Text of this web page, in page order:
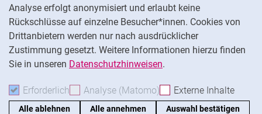
Analyse erfolgt anonymisiert und erlaubt keine
Rückschlüsse auf einzelne Besucher*innen. Cookies von
Drittanbietern werden nur nach ausdrücklicher
Zustimmung gesetzt. Weitere Informationen hierzu finden
Sie in unseren Datenschutzhinweisen.
Erforderlich Erforderliche Cookies akzeptieren
Analyse (Matomo) Analyse-Cookies
Externe Inhalte
Alle ablehnen Alle annehmen Auswahl bestätigen
Barrierefreiheit
Impressum